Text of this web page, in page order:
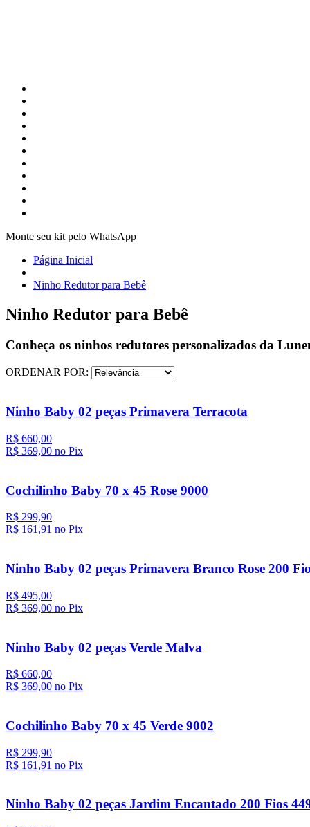
Monte seu kit pelo WhatsApp
Página Inicial
Ninho Redutor para Bebê
Ninho Redutor para Bebê
Conheça os ninhos redutores personalizados da
ORDENAR POR:
Ninho Baby 02 peças Primavera Terracota
R$ 660,00
R$ 369,00 no Pix
Cochilinho Baby 70 x 45 Rose 9000
R$ 299,90
R$ 161,91 no Pix
Ninho Baby 02 peças Primavera Branco Rose 200
R$ 495,00
R$ 369,00 no Pix
Ninho Baby 02 peças Verde Malva
R$ 660,00
R$ 369,00 no Pix
Cochilinho Baby 70 x 45 Verde 9002
R$ 299,90
R$ 161,91 no Pix
Ninho Baby 02 peças Jardim Encantado 200 Fios